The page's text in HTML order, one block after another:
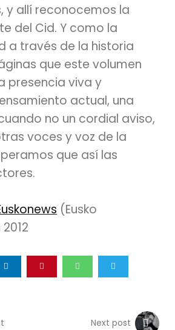
y allí reconocemos la
del Cid. Y como la
a través de la historia
que este volumen
presencia viva y
actual, una
no un cordial aviso,
voces y voz de la
que así las
(Eusko
Next post